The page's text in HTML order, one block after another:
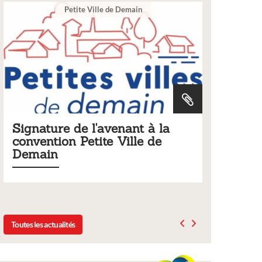
Ville de Demain
de l'avenant à la
Petite Ville de
Tarifs 2026 des
municipaux
Toutes les actualités